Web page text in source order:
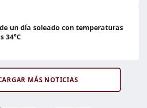
un día soleado con temperaturas
34°C
MÁS NOTICIAS